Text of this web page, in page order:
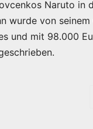
Naruto in
wurde von
und mit 98.000